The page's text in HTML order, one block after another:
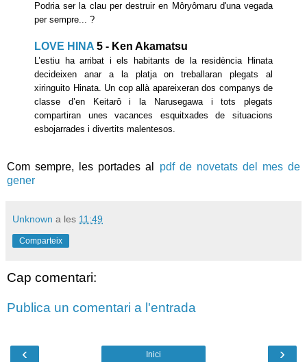
Podria ser la clau per destruir en Môryômaru d'una vegada
per sempre... ?
LOVE HINA 5 - Ken Akamatsu
L’estiu ha arribat i els habitants de la residència Hinata
decideixen anar a la platja on treballaran plegats al
xiringuito Hinata. Un cop allà apareixeran dos companys de
classe d’en Keitarô i la Narusegawa i tots plegats
compartiran unes vacances esquitxades de situacions
esbojarrades i divertits malentesos.
Com sempre, les portades al pdf de novetats del mes de
gener
Unknown a les 11:49
Comparteix
Cap comentari:
Publica un comentari a l'entrada
‹ ›
Inici